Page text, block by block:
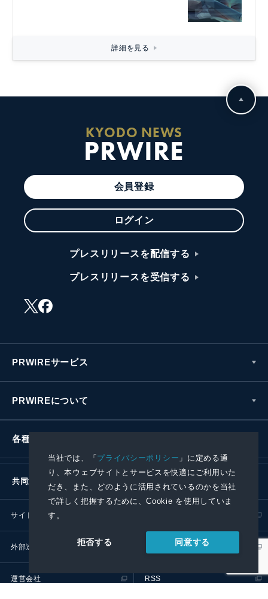
当社では、「プライバシーポリシー 」に定める通
り、本ウェブサイトとサービスを快適にご利用いた
だき、また、どのように活用されているのかを当社
で詳しく把握するために、Cookie を使用していま
す。
拒否する 同意する
詳細を見る
KYODO NEWS
PRWIRE
会員登録
ログイン
プレスリリースを配信する
プレスリリースを受信する
PRWIREサービス
PRWIREについて
各種お問い合わせ
共同通信社グループ
サイトポリシー
外部送信ポリシー プレスリリース取扱基準
運営会社 RSS